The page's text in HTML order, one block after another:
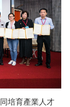
培育產業人才